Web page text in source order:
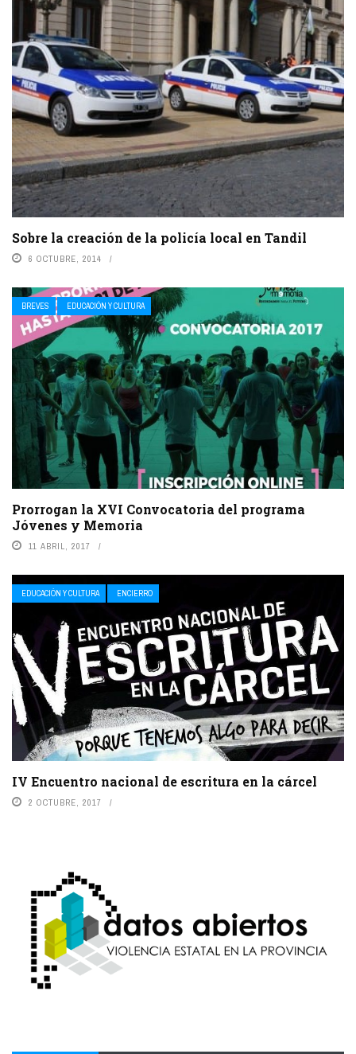
Sobre la creación de la policía local en Tandil
6 OCTUBRE, 2014
BREVES EDUCACIÓN Y CULTURA
Prorrogan la XVI Convocatoria del programa
Jóvenes y Memoria
11 ABRIL, 2017
EDUCACIÓN Y CULTURA ENCIERRO
IV Encuentro nacional de escritura en la cárcel
2 OCTUBRE, 2017